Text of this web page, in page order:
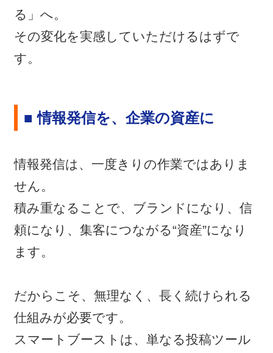
る」へ。
その変化を実感していただけるはずで
す。
■ 情報発信を、企業の資産に
情報発信は、一度きりの作業ではありま
せん。
積み重なることで、ブランドになり、信
頼になり、集客につながる“資産”になり
ます。
だからこそ、無理なく、長く続けられる
仕組みが必要です。
スマートブーストは、単なる投稿ツール